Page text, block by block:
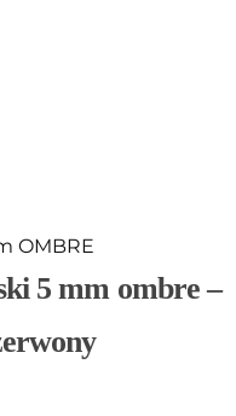
OMBRE
5 mm ombre –